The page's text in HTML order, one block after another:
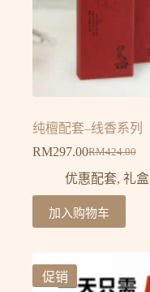
纯檀配套–线香系列
RM424.00
RM297.00
优惠配套, 礼盒
加入购物车
促销